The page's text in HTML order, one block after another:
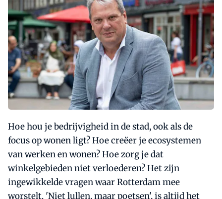
Hoe hou je bedrijvigheid in de stad, ook als de
focus op wonen ligt? Hoe creëer je ecosystemen
van werken en wonen? Hoe zorg je dat
winkelgebieden niet verloederen? Het zijn
ingewikkelde vragen waar Rotterdam mee
worstelt. 'Niet lullen, maar poetsen', is altijd het